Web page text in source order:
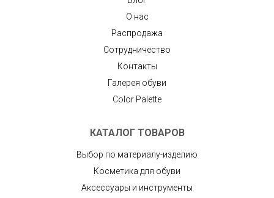
О нас
Распродажа
Сотрудничество
Контакты
Галерея обуви
Color Palette
КАТАЛОГ ТОВАРОВ
Выбор по материалу-изделию
Косметика для обуви
Аксессуары и инструменты